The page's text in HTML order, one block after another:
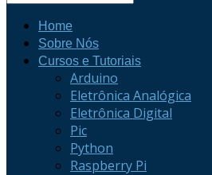
Home
Sobre Nós
Cursos e Tutoriais
Arduino
Eletrônica Analógica
Eletrônica Digital
Pic
Python
Raspberry Pi